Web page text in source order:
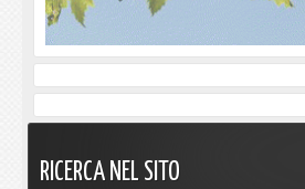
RICERCA NEL SITO